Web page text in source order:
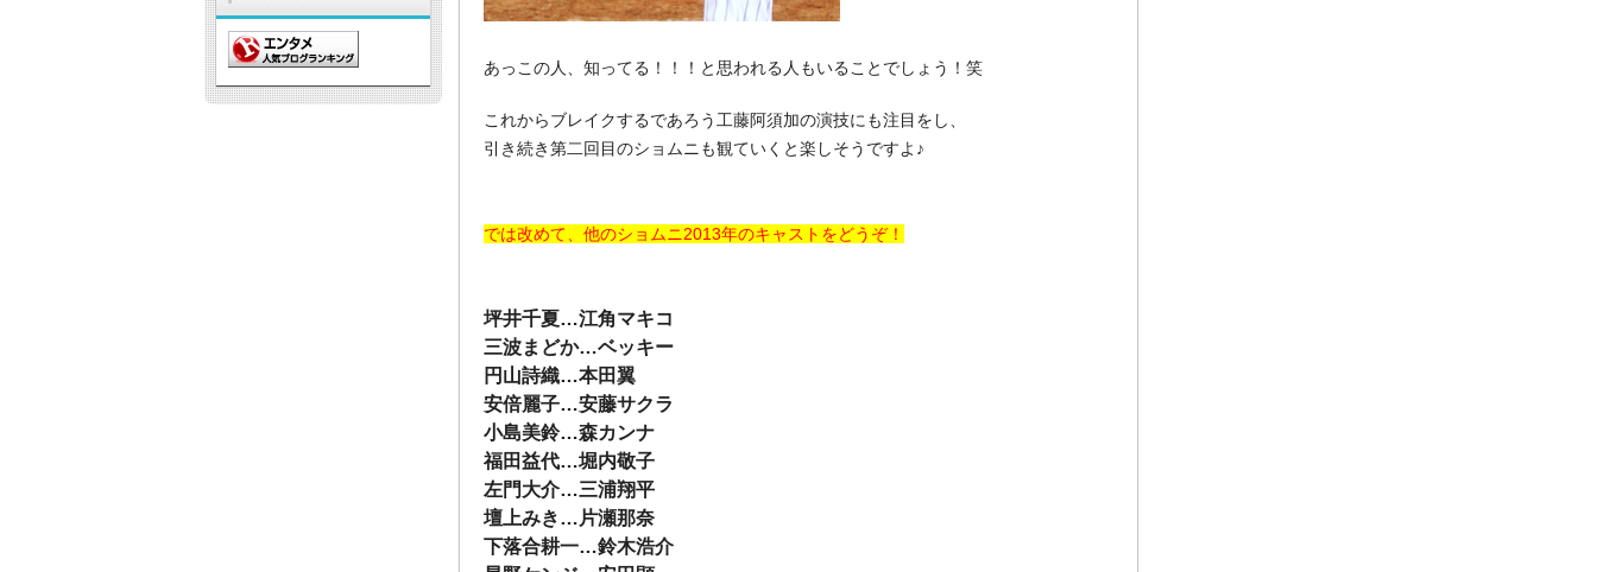
あっこの人、知ってる！！！と思われる人もいることでしょう！笑
これからブレイクするであろう工藤阿須加の演技にも注目をし、
引き続き第二回目のショムニも観ていくと楽しそうですよ♪
では改めて、他のショムニ2013年のキャストをどうぞ！
坪井千夏…江角マキコ
三波まどか…ベッキー
円山詩織…本田翼
安倍麗子…安藤サクラ
小島美鈴…森カンナ
福田益代…堀内敬子
左門大介…三浦翔平
壇上みき…片瀬那奈
下落合耕一…鈴木浩介